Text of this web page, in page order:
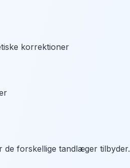
korrektioner
de forskellige tandlæger tilbyder.